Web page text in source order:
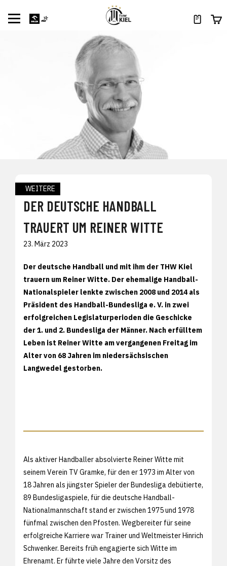
WEITERE
DER DEUTSCHE HANDBALL
TRAUERT UM REINER WITTE
23. März 2023
Der deutsche Handball und mit ihm der THW Kiel
trauern um Reiner Witte. Der ehemalige Handball-
Nationalspieler lenkte zwischen 2008 und 2014 als
Präsident des Handball-Bundesliga e. V. in zwei
erfolgreichen Legislaturperioden die Geschicke
der 1. und 2. Bundesliga der Männer. Nach erfülltem
Leben ist Reiner Witte am vergangenen Freitag im
Alter von 68 Jahren im niedersächsischen
Langwedel gestorben.
Als aktiver Handballer absolvierte Reiner Witte mit
seinem Verein TV Gramke, für den er 1973 im Alter von
18 Jahren als jüngster Spieler der Bundesliga debütierte,
89 Bundesligaspiele, für die deutsche Handball-
Nationalmannschaft stand er zwischen 1975 und 1978
fünfmal zwischen den Pfosten. Wegbereiter für seine
erfolgreiche Karriere war Trainer und Weltmeister Hinrich
Schwenker. Bereits früh engagierte sich Witte im
Ehrenamt. Er führte viele Jahre den Vorsitz des